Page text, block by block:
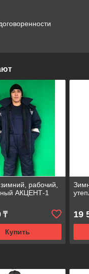
рабочий,
АКЦЕНТ-1
₸
Купить
19